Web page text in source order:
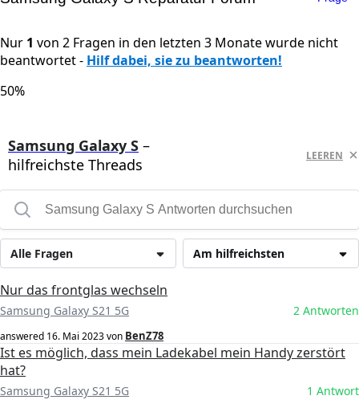
Nur 1 von 2 Fragen in den letzten 3 Monate wurde nicht
beantwortet - Hilf dabei, sie zu beantworten!
50%
Samsung Galaxy S –
hilfreichste Threads
LEEREN
Am hilfreichsten
Alle Fragen
Nur das frontglas wechseln
Samsung Galaxy S21 5G 2 Antworten
answered 16. Mai 2023von BenZ78
Ist es möglich, dass mein Ladekabel mein Handy zerstört
hat?
Samsung Galaxy S21 5G 1 Antwort